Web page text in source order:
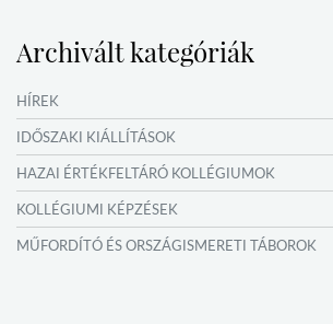
IDŐSZAKI KIÁLLÍTÁSOK
NYÁRI TÁBOROK
OKTATÁS, KULTÚRA
Archivált kategóriák
HÍREK
IDŐSZAKI KIÁLLÍTÁSOK
HAZAI ÉRTÉKFELTÁRÓ KOLLÉGIUMOK
KOLLÉGIUMI KÉPZÉSEK
MŰFORDÍTÓ ÉS ORSZÁGISMERETI TÁBOROK